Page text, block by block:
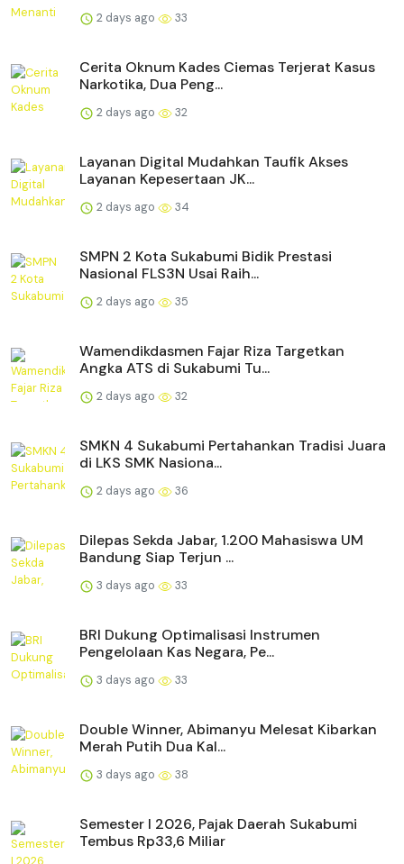
2 days ago 33
Cerita Oknum Kades Ciemas Terjerat Kasus
Narkotika, Dua Peng...
2 days ago 32
Layanan Digital Mudahkan Taufik Akses
Layanan Kepesertaan JK...
2 days ago 34
SMPN 2 Kota Sukabumi Bidik Prestasi
Nasional FLS3N Usai Raih...
2 days ago 35
Wamendikdasmen Fajar Riza Targetkan
Angka ATS di Sukabumi Tu...
2 days ago 32
SMKN 4 Sukabumi Pertahankan Tradisi Juara
di LKS SMK Nasiona...
2 days ago 36
Dilepas Sekda Jabar, 1.200 Mahasiswa UM
Bandung Siap Terjun ...
3 days ago 33
BRI Dukung Optimalisasi Instrumen
Pengelolaan Kas Negara, Pe...
3 days ago 33
Double Winner, Abimanyu Melesat Kibarkan
Merah Putih Dua Kal...
3 days ago 38
Semester I 2026, Pajak Daerah Sukabumi
Tembus Rp33,6 Miliar